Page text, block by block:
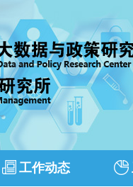
工作动态